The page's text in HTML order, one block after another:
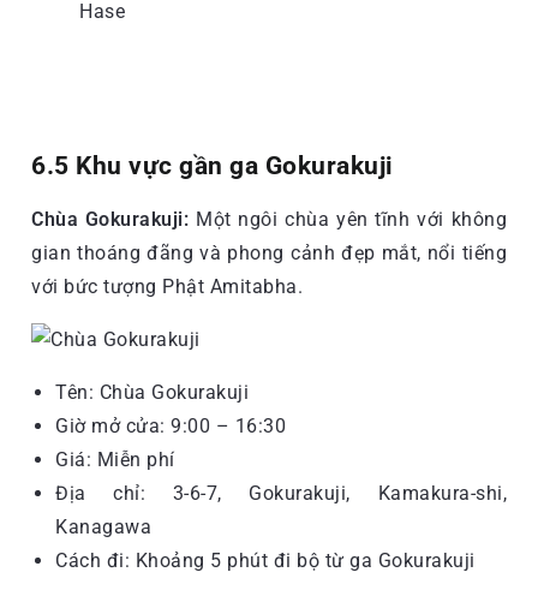
Hase
6.5 Khu vực gần ga Gokurakuji
Chùa Gokurakuji: Một ngôi chùa yên tĩnh với không
gian thoáng đãng và phong cảnh đẹp mắt, nổi tiếng
với bức tượng Phật Amitabha.
Tên: Chùa Gokurakuji
Giờ mở cửa: 9:00 – 16:30
Giá: Miễn phí
Địa chỉ: 3-6-7, Gokurakuji, Kamakura-shi,
Kanagawa
Cách đi: Khoảng 5 phút đi bộ từ ga Gokurakuji